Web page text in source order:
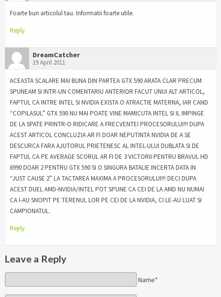
Foarte bun articolul tau. Informatii foarte utile.
Reply
DreamCatcher
19 April 2011
ACEASTA SCALARE MAI BUNA DIN PARTEA GTX 590 ARATA CLAR PRECUM
SPUNEAM SI INTR-UN COMENTARIU ANTERIOR FACUT UNUI ALT ARTICOL,
FAPTUL CA INTRE INTEL SI NVIDIA EXISTA O ATRACTIE MATERNA, IAR CAND
“COPILASUL” GTX 590 NU MAI POATE VINE MAMICUTA INTEL SI IL IMPINGE
DE LA SPATE PRINTR-O RIDICARE A FRECVENTEI PROCESORULUI!!! DUPA
ACEST ARTICOL CONCLUZIA AR FI DOAR NEPUTINTA NVIDIA DE A SE
DESCURCA FARA AJUTORUL PRIETENESC AL INTEL-ULUI DUBLATA SI DE
FAPTUL CA PE AVERAGE SCORUL AR FI DE 3 VICTORII PENTRU BRAVUL HD
6990 DOAR 2 PENTRU GTX 590 SI O SINGURA BATALIE INCERTA DATA IN
“JUST CAUSE 2” LA TACTAREA MAXIMA A PROCESORULUI!!! DECI DUPA
ACEST DUEL AMD-NVIDIA/INTEL POT SPUNE CA CEI DE LA AMD NU NUMAI
CA I-AU SNOPIT PE TERENUL LOR PE CEI DE LA NVIDIA, CI LE-AU LUAT SI
CAMPIONATUL.
Reply
Leave a Reply
Name*